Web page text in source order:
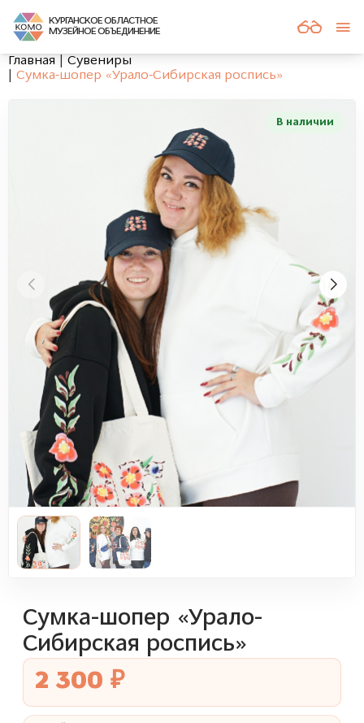
КУРГАНСКОЕ ОБЛАСТНОЕ
МУЗЕЙНОЕ ОБЪЕДИНЕНИЕ
Главная
Сувениры
Сумка-шопер «Урало-Сибирская роспись»
В наличии
Сумка-шопер «Урало-
Сибирская роспись»
2 300 ₽